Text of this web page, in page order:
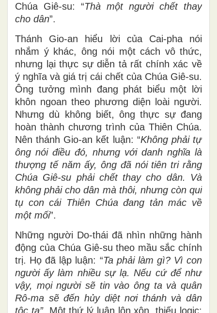
Chúa Giê-su: “Thà một người chết thay
cho dân”.
Thánh Gio-an hiểu lời của Cai-pha nói
nhắm ý khác, ông nói một cách vô thức,
nhưng lại thực sự diễn tả rất chính xác về
ý nghĩa và giá trị cái chết của Chúa Giê-su.
Ông tưởng mình đang phát biểu một lời
khôn ngoan theo phương diện loài người.
Nhưng dù không biết, ông thực sự đang
hoàn thành chương trình của Thiên Chúa.
Nên thánh Gio-an kết luận: “Không phải tự
ông nói điều đó, nhưng với danh nghĩa là
thượng tế năm ấy, ông đã nói tiên tri rằng
Chúa Giê-su phải chết thay cho dân. Và
không phải cho dân mà thôi, nhưng còn qui
tụ con cái Thiên Chúa đang tản mác về
một mối”.
Những người Do-thái đã nhìn những hành
động của Chúa Giê-su theo mầu sắc chính
trị. Họ đã lập luận: “Ta phải làm gì? Vì con
người ấy làm nhiều sự lạ. Nếu cứ để như
vậy, mọi người sẽ tin vào ông ta và quân
Rô-ma sẽ đến hủy diệt nơi thánh và dân
tộc ta”. Một thứ lý luận lộn xộn, thiếu logic: